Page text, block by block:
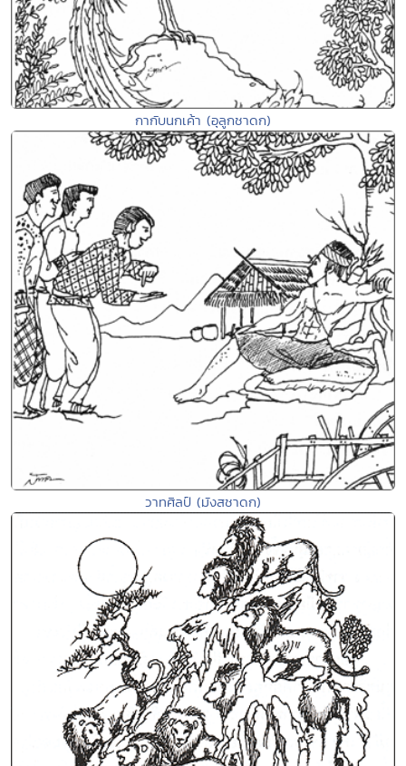
กากับนกเค้า (อุลูกชาดก)
วาทศิลป์ (มังสชาดก)